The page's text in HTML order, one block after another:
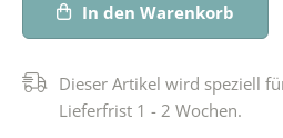
In den Warenkorb
Dieser Artikel wird speziell
Lieferfrist 1 - 2 Wochen.